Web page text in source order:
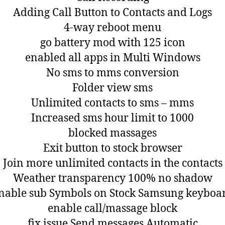
Adding Call Button to Contacts and Logs
4-way reboot menu
go battery mod with 125 icon
enabled all apps in Multi Windows
No sms to mms conversion
Folder view sms
Unlimited contacts to sms – mms
Increased sms hour limit to 1000
blocked massages
Exit button to stock browser
Join more unlimited contacts in the contacts
Weather transparency 100% no shadow
sub Symbols on Stock Samsung
enable call/massage block